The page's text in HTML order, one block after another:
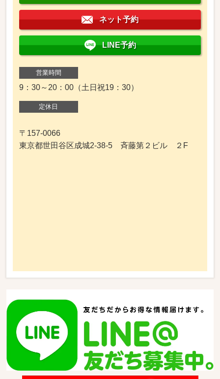
ネット予約
LINE予約
営業時間
9：30～20：00（土日祝19：30）
定休日
〒157-0066
東京都世田谷区成城2-38-5 斉藤第２ビル ２F